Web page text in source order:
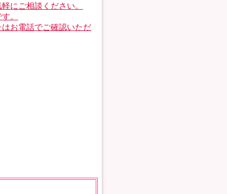
にご相談ください。
。
お電話でご確認いただ